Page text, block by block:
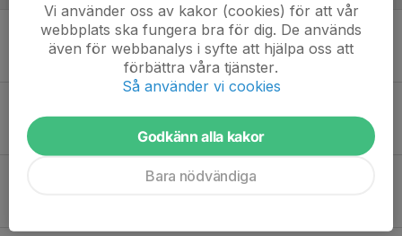
Sön 9
Ulvåkers IF Röd - Skövde KIK Lag vit
Åbrovallen D (7 mot 7)
10:00
Lillegårdens IP, 7 mot 7
Skara FC Vit - Skövde KIK Lag Blå
Vi använder oss av kakor (cookies) för att vår
webbplats ska fungera bra för dig. De används
även för webbanalys i syfte att hjälpa oss att
förbättra våra tjänster.
Så använder vi cookies
Godkänn alla kakor
Bara nödvändiga